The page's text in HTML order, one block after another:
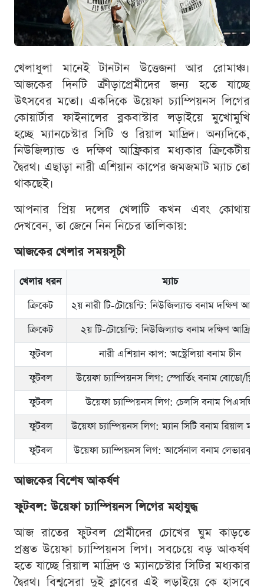
খেলাধুলা মানেই টানটান উত্তেজনা আর রোমাঞ্চ।
আজকের দিনটি ক্রীড়াপ্রেমীদের জন্য হতে যাচ্ছে
উৎসবের মতো। একদিকে উয়েফা চ্যাম্পিয়নস লিগের
কোয়ার্টার ফাইনালের ব্লকবাস্টার লড়াইয়ে মুখোমুখি
হচ্ছে ম্যানচেস্টার সিটি ও রিয়াল মাদ্রিদ। অন্যদিকে,
নিউজিল্যান্ড ও দক্ষিণ আফ্রিকার মধ্যকার ক্রিকেটীয়
দ্বৈরথ। এছাড়া নারী এশিয়ান কাপের জমজমাট ম্যাচ তো
থাকছেই।
আপনার প্রিয় দলের খেলাটি কখন এবং কোথায়
দেখবেন, তা জেনে নিন নিচের তালিকায়:
আজকের খেলার সময়সূচী
খেলার ধরন
ম্যাচ
ক্রিকেট
২য় নারী টি-টোয়েন্টি: নিউজিল্যান্ড বনাম দক্ষিণ
ক্রিকেট
২য় টি-টোয়েন্টি: নিউজিল্যান্ড বনাম দক্ষিণ আফ্রিকা
ফুটবল
নারী এশিয়ান কাপ: অস্ট্রেলিয়া বনাম চীন
ফুটবল
উয়েফা চ্যাম্পিয়নস লিগ: স্পোর্তিং বনাম বোডো/গ্লিমট
ফুটবল
উয়েফা চ্যাম্পিয়নস লিগ: চেলসি বনাম পিএসজি
ফুটবল
উয়েফা চ্যাম্পিয়নস লিগ: ম্যান সিটি বনাম রিয়াল
ফুটবল
উয়েফা চ্যাম্পিয়নস লিগ: আর্সেনাল বনাম
আজকের বিশেষ আকর্ষণ
ফুটবল: উয়েফা চ্যাম্পিয়নস লিগের মহাযুদ্ধ
আজ রাতের ফুটবল প্রেমীদের চোখের ঘুম কাড়তে
প্রস্তুত উয়েফা চ্যাম্পিয়নস লিগ। সবচেয়ে বড় আকর্ষণ
হতে যাচ্ছে রিয়াল মাদ্রিদ ও ম্যানচেস্টার সিটির মধ্যকার
দ্বৈরথ। বিশ্বসেরা দুই ক্লাবের এই লড়াইয়ে কে হাসবে